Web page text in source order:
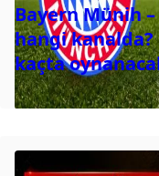
Bayern Münih
hangi
kaçta